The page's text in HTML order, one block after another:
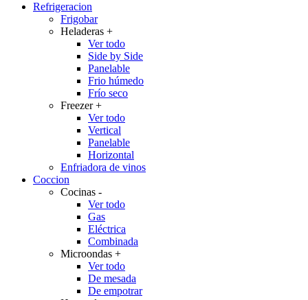
Refrigeracion
Frigobar
Heladeras +
Ver todo
Side by Side
Panelable
Frio húmedo
Frío seco
Freezer+
Ver todo
Vertical
Panelable
Horizontal
Enfriadora de vinos
Coccion
Cocinas -
Ver todo
Gas
Eléctrica
Combinada
Microondas +
Ver todo
De mesada
De empotrar